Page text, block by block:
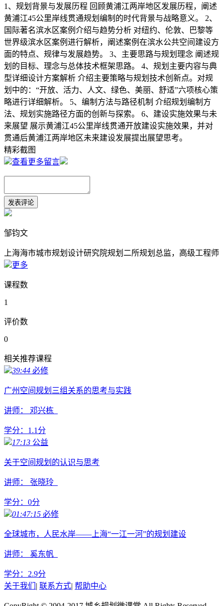
1、规划背景与发展历程 回顾黄浦江两岸地区发展历程，阐述
黄浦江45公里岸线贯通规划编制的时代背景与战略意义。 2、
国际著名滨水区案例介绍与趋势分析 对纽约、伦敦、巴黎等
世界级滨水区案例进行解析，阐述案例在滨水公共空间建设方
面的特点、规律与发展趋势。 3、主要思路与规划理念 阐述规
划的目标、理念与总体技术框架思路。 4、规划主要内容与典
型详细设计方案解析 介绍主要策略与规划技术创新点。对规
划中的：“开放、活力、人文、绿色、美丽、舒适”六项核心策
略进行详细解析。 5、编制方法与路径机制 介绍规划编制方
法、规划实施路径方面的创新与探索。 6、建设实施效果与未
来展望 展示黄浦江45公里岸线贯通开放建设实施效果，并对
贯通后黄浦江两岸地区未来建设发展提出展望思考。
精彩截图
查看更多留言
邹钧文
上海海市城市规划设计研究院规划二所规划总监，高级工程师
更多
课程数
1
评价数
0
相关推荐课程
39:44 必修
广州空间规划三组关系的思考与实践
讲师： 邓兴栋
学分： 1.1 分
17:13 公益
关于空间规划的认识与思考
讲师： 张晓玲
学分： 0分
01:47:15 必修
全球城市，人民水岸——上海“一江一河”的规划建设
讲师： 奚东帆
学分： 2.9分
关于我们 | 联系方式| 帮助中心